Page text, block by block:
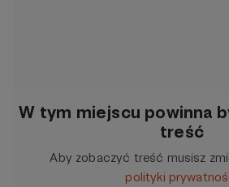
W tym miejscu powinna
treść
Aby zobaczyć treść musisz
polityki